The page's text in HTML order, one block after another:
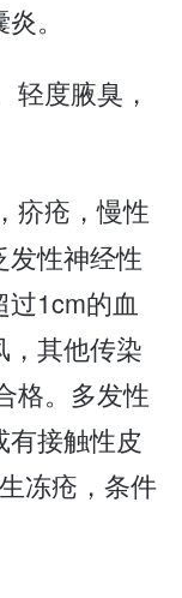
。
轻度腋臭，
疥疮，慢性
发性神经性
1cm的血
，其他传染
格。多发性
接触性皮
冻疮，条件